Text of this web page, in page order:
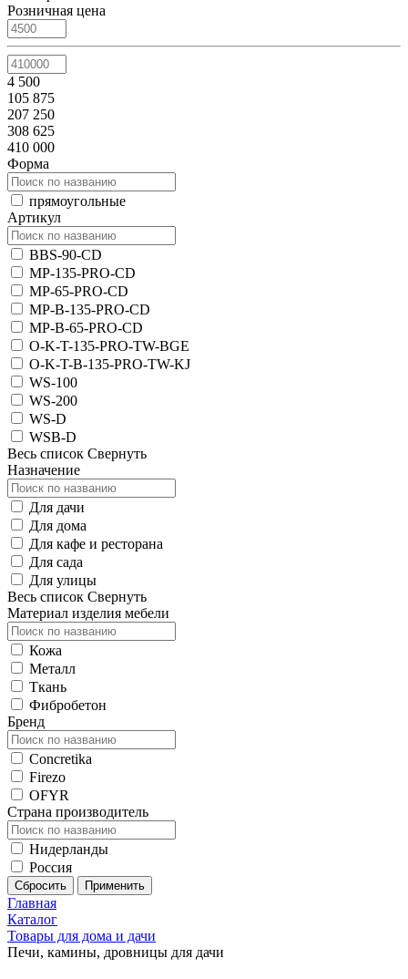
Розничная цена
4 500
105 875
207 250
308 625
410 000
Форма
прямоугольные
Артикул
BBS-90-CD
MP-135-PRO-CD
MP-65-PRO-CD
MP-B-135-PRO-CD
MP-B-65-PRO-CD
O-K-T-135-PRO-TW-BGE
O-K-T-B-135-PRO-TW-KJ
WS-100
WS-200
WS-D
WSB-D
Весь список Свернуть
Назначение
Для дачи
Для дома
Для кафе и ресторана
Для сада
Для улицы
Весь список Свернуть
Материал изделия мебели
Кожа
Металл
Ткань
Фибробетон
Бренд
Concretika
Firezo
OFYR
Страна производитель
Нидерланды
Россия
Главная
Каталог
Товары для дома и дачи
Печи, камины, дровницы для дачи